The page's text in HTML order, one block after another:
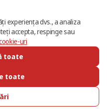
ECOM
CATALOG AUTENTIFICARE
experiența dvs., a analiza
accepta, respinge sau
uri
toate
toate